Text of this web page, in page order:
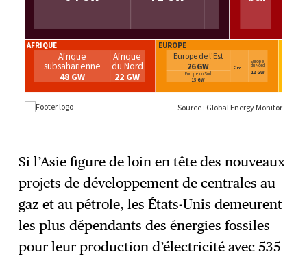
Si l’Asie figure de loin en tête des nouveaux
projets de développement de centrales au
gaz et au pétrole, les États-Unis demeurent
les plus dépendants des énergies fossiles
pour leur production d’électricité avec 535